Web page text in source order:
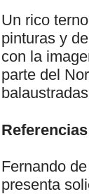
Un rico
pinturas y
con la
parte del
Fernando
presenta